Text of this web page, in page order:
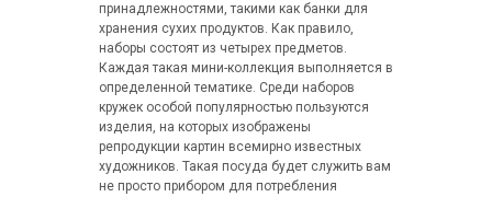
принадлежностями, такими как банки для
хранения сухих продуктов. Как правило,
наборы состоят из четырех предметов.
Каждая такая мини-коллекция выполняется в
определенной тематике. Среди наборов
кружек особой популярностью пользуются
изделия, на которых изображены
репродукции картин всемирно известных
художников. Такая посуда будет служить вам
не просто прибором для потребления